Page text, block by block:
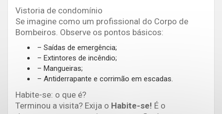
Vistoria de condomínio
Se imagine como um profissional do Corpo de
Bombeiros. Observe os pontos básicos:
– Saídas de emergência;
– Extintores de incêndio;
– Mangueiras;
– Antiderrapante e corrimão em escadas.
Habite-se: o que é?
Terminou a visita? Exija o Habite-se! É o